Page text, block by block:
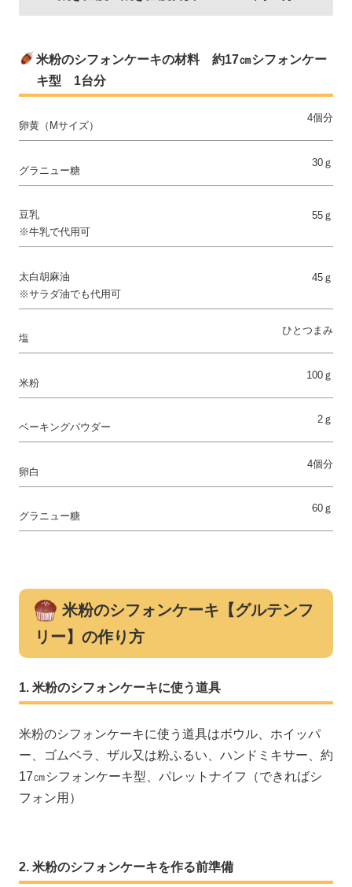
米粉のシフォンケーキの材料 約17㎝シフォンケー
キ型 1台分
卵黄（Mサイズ）
4個分
グラニュー糖
30ｇ
豆乳
※牛乳で代用可
55ｇ
太白胡麻油
※サラダ油でも代用可
45ｇ
塩
ひとつまみ
米粉
100ｇ
ベーキングパウダー
2ｇ
卵白
4個分
グラニュー糖
60ｇ
米粉のシフォンケーキ【グルテンフ
リー】の作り方
米粉のシフォンケーキに使う道具
米粉のシフォンケーキに使う道具はボウル、ホイッパ
ー、ゴムベラ、ザル又は粉ふるい、ハンドミキサー、約
17㎝シフォンケーキ型、パレットナイフ（できればシ
フォン用）
米粉のシフォンケーキを作る前準備